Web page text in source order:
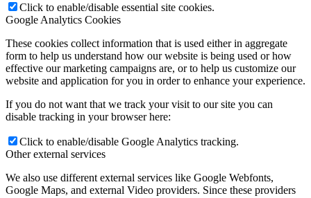
Click to enable/disable essential site cookies.
Google Analytics Cookies
These cookies collect information that is used either in aggregate
form to help us understand how our website is being used or how
effective our marketing campaigns are, or to help us customize our
website and application for you in order to enhance your experience.
If you do not want that we track your visit to our site you can
disable tracking in your browser here:
Click to enable/disable Google Analytics tracking.
Other external services
We also use different external services like Google Webfonts,
Google Maps, and external Video providers. Since these providers